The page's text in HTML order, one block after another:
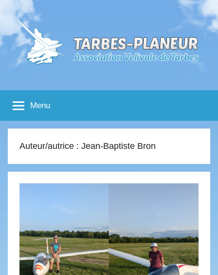
contenu
Tarbes
Planeur
de
Tarbes
Menu
Auteur/autrice : Jean-Baptiste Bron